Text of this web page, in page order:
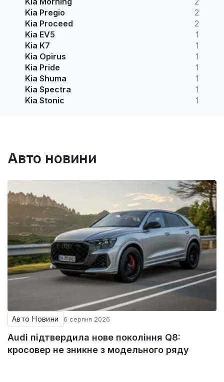
Kia Pregio
2
Kia Proceed
2
Kia EV5
1
Kia K7
1
Kia Opirus
1
Kia Pride
1
Kia Shuma
1
Kia Spectra
1
Kia Stonic
1
Авто новини
Авто Новини 6 серпня 2026
Audi підтвердила нове покоління Q8:
кросовер не зникне з модельного ряду